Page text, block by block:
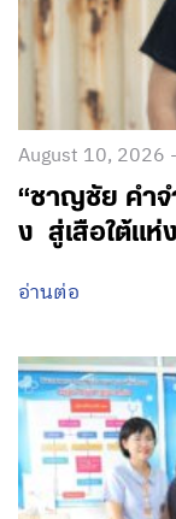
August 10, 2026
“ชาญชัย คำจ
ง สู่เสือใต้แห่
อ่านต่อ